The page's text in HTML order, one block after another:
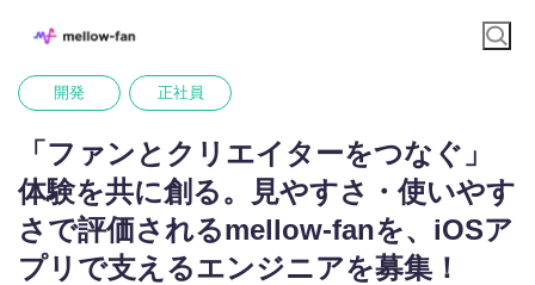
開発 正社員
「ファンとクリエイターをつなぐ」
体験を共に創る。見やすさ・使いやす
さで評価されるmellow-fanを、iOSア
プリで支えるエンジニアを募集！